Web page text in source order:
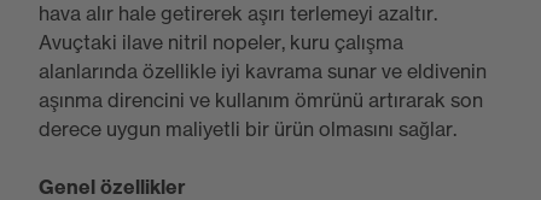
hava alır hale getirerek aşırı terlemeyi azaltır.
Avuçtaki ilave nitril nopeler, kuru çalışma
alanlarında özellikle iyi kavrama sunar ve eldivenin
aşınma direncini ve kullanım ömrünü artırarak son
derece uygun maliyetli bir ürün olmasını sağlar.
Genel özellikler